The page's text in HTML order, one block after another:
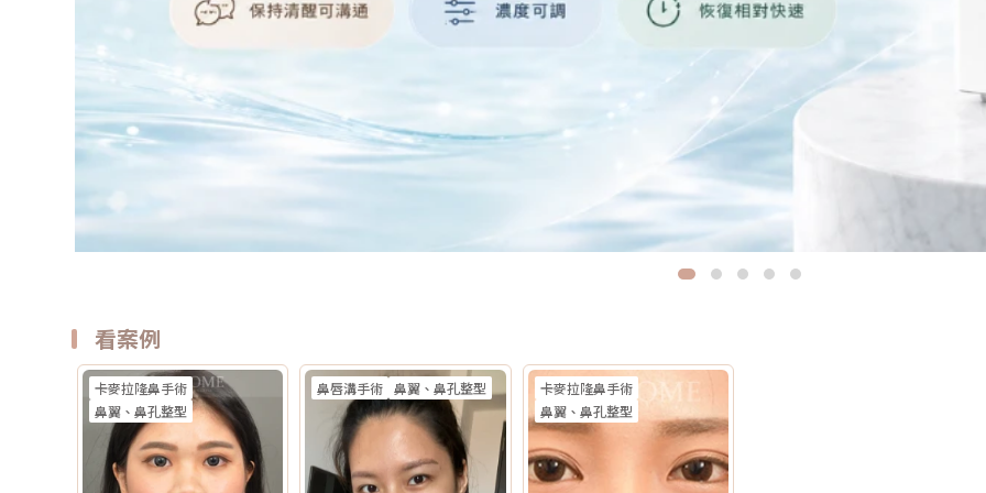
看案例
卡麥拉隆鼻手術
鼻翼、鼻孔整型
鼻唇溝手術 鼻翼、鼻孔整型
卡麥拉隆鼻手術
鼻翼、鼻孔整型